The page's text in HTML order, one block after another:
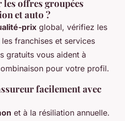
offres groupées
et auto ?
prix global, vérifiez les
franchises et services
gratuits vous aident à
pour votre profil.
facilement avec
et à la résiliation annuelle.